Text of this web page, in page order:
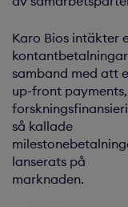
Karo Bios intäkter
samband med att
up-front payments,
så kallade
lanserats på
marknaden.